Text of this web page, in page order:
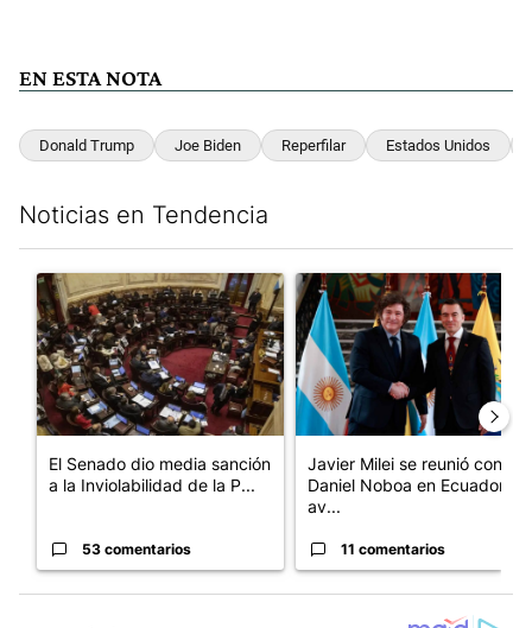
EN ESTA NOTA
Donald Trump Joe Biden Reperfilar Estados Unidos
Noticias en Tendencia
Un artículo de tendencia con el título "El Senado dio media
El Senado dio media sanción
a la Inviolabilidad de la P...
53 comentarios
Un artículo de tendencia con
Javier Milei se reunió con
Daniel Noboa en Ecuador y
av...
11 comentarios